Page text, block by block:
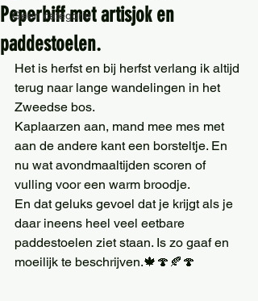
Geen categorie
Peperbiff met artisjok en
paddestoelen.
Het is herfst en bij herfst verlang ik altijd
terug naar lange wandelingen in het
Zweedse bos.
Kaplaarzen aan, mand mee mes met
aan de andere kant een borsteltje. En
nu wat avondmaaltijden scoren of
vulling voor een warm broodje.
En dat geluks gevoel dat je krijgt als je
daar ineens heel veel eetbare
paddestoelen ziet staan. Is zo gaaf en
moeilijk te beschrijven.🍁🍄🍂🍄